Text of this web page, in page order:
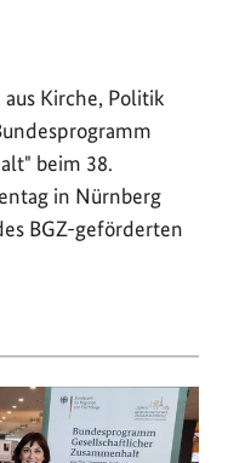
Kirche, Politik
beim 38.
in Nürnberg
BGZ-geförderten